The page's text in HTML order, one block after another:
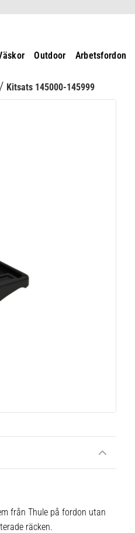
Outdoor Arbetsfordon
Kitsats 145000-145999
från Thule på fordon utan
räcken.